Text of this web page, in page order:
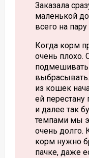
Заказала
маленькой
всего на
Когда корм
очень плохо.
подмешивать
из кошек
ей
и далее так
темпами мы
очень долго.
корм нужно
пачке, даже